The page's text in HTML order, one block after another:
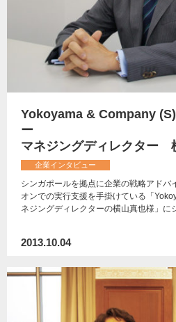
Yokoyama & Company
ー
マネジングディレクター
企業インタビュー
シンガポールを拠点に企業の戦略アドバ
オンでの実行支援を手掛けている「
ネジングディレクターの横山真也様」
2013.10.04